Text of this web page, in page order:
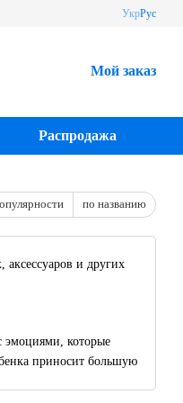
УкрРус
Мой заказ
Распродажа
по названию
и других
эмоциями, которые
приносит большую